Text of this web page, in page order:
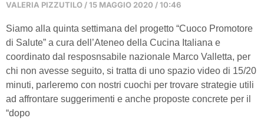
VALERIA PIZZUTILO 15 MAGGIO 2020 10:46
Siamo alla quinta settimana del progetto “Cuoco Promotore
di Salute” a cura dell’Ateneo della Cucina Italiana e
coordinato dal resposnsabile nazionale Marco Valletta, per
chi non avesse seguito, si tratta di uno spazio video di 15/20
minuti, parleremo con nostri cuochi per trovare strategie utili
ad affrontare suggerimenti e anche proposte concrete per il
“dopo